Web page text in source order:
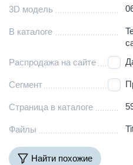
3D модель
В каталоге
Распродажа на сайте
Сегмент
Страница в каталоге
Файлы
Найти похожие